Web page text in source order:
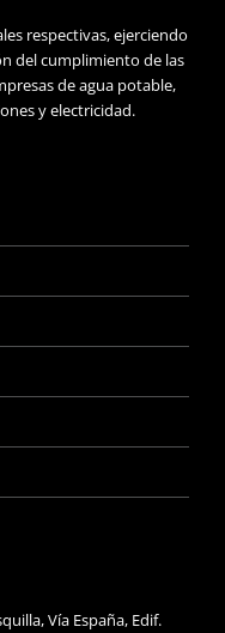
respectivas, ejerciendo
del cumplimiento de las
de agua potable,
y electricidad.
Vía España, Edif.